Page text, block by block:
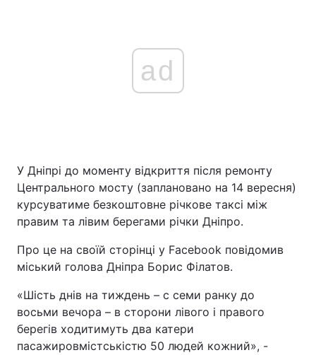
ad
У Дніпрі до моменту відкриття після ремонту
Центрального мосту (заплановано на 14 вересня)
курсуватиме безкоштовне річкове таксі між
правим та лівим берегами річки Дніпро.
Про це на своїй сторінці у Facebook повідомив
міський голова Дніпра Борис Філатов.
«Шість днів на тиждень – с семи ранку до
восьми вечора – в сторони лівого і правого
берегів ходитимуть два катери
пасажировмістськістю 50 людей кожний», -